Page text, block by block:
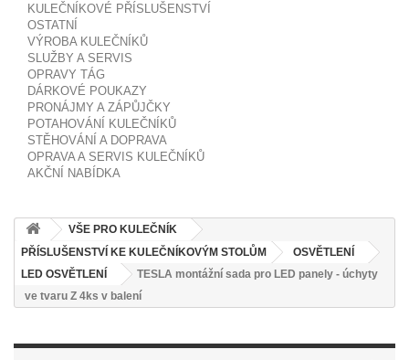
KULEČNÍKOVÉ PŘÍSLUŠENSTVÍ
OSTATNÍ
VÝROBA KULEČNÍKŮ
SLUŽBY A SERVIS
OPRAVY TÁG
DÁRKOVÉ POUKAZY
PRONÁJMY A ZÁPŮJČKY
POTAHOVÁNÍ KULEČNÍKŮ
STĚHOVÁNÍ A DOPRAVA
OPRAVA A SERVIS KULEČNÍKŮ
AKČNÍ NABÍDKA
VŠE PRO KULEČNÍK
PŘÍSLUŠENSTVÍ KE KULEČNÍKOVÝM STOLŮM
OSVĚTLENÍ
LED OSVĚTLENÍ
TESLA montážní sada pro LED panely - úchyty
ve tvaru Z 4ks v balení